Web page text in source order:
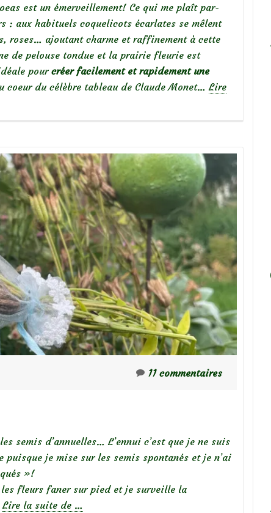
est un émerveillement! Ce qui me plaît par-
: aux habituels coquelicots écarlates se mêlent
roses… ajoutant charme et raffinement à cette
de pelouse tondue et la prairie fleurie est
pour créer facilement et rapidement une
coeur du célèbre tableau de Claude Monet… Lire
11 commentaires
semis d’annuelles… L’ennui c’est que je ne suis
puisque je mise sur les semis spontanés et je n’ai
»!
fleurs faner sur pied et je surveille la
Lire la suite de …